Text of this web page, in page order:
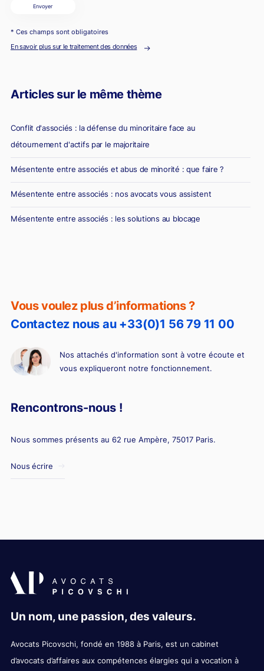
Vous voulez plus d’informations ?
Contactez nous au +33(0)1 56 79 11 00
Nos attachés d'information sont à votre écoute et
vous expliqueront notre fonctionnement.
Rencontrons-nous !
Nous sommes présents au 62 rue Ampère, 75017 Paris.
Nous écrire
Envoyer
* Ces champs sont obligatoires
En savoir plus sur le traitement des données
Articles sur le même thème
Conflit d'associés : la défense du minoritaire face au
détournement d'actifs par le majoritaire
Mésentente entre associés et abus de minorité : que faire ?
Mésentente entre associés : nos avocats vous assistent
Mésentente entre associés : les solutions au blocage
Un nom, une passion, des valeurs.
Avocats Picovschi, fondé en 1988 à Paris, est un cabinet
d’avocats d’affaires aux compétences élargies qui a vocation à